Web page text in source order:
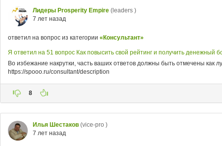
Лидеры Prosperity Empire (leaders )
7 лет назад
ответил на вопрос из категории «Консультант»
Я ответил на 51 вопрос Как повысить свой рейтинг и получить денежный
Во избежание накрутки, часть ваших ответов должны быть отмечены как
https://spooo.ru/consultant/description
8
Илья Шестаков (vice-pro )
7 лет назад